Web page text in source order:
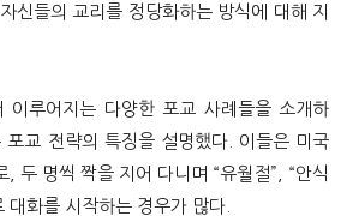
신들의 교리를 정당화하는 방식에 대해 지
이루어지는 다양한 포교 사례들을 소개하
포교 전략의 특징을 설명했다. 이들은 미국
, 두 명씩 짝을 지어 다니며 “유월절”, “안식
대화를 시작하는 경우가 많다.